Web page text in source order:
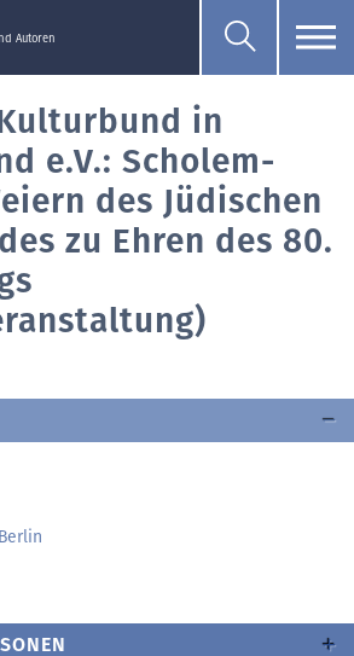
Autoren
in
e.V.: Scholem-
des Jüdischen
zu Ehren des 80.